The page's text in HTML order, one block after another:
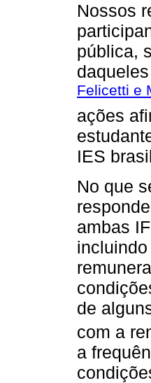
Nossos
pública,
Felicetti e
ações
IES
No que
ambas
de
com a
a